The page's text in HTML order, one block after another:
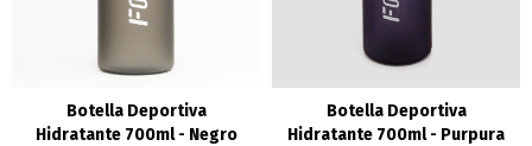
Botella Deportiva
Hidratante 700ml - Negro
Botella Deportiva
Hidratante 700ml - Purpura